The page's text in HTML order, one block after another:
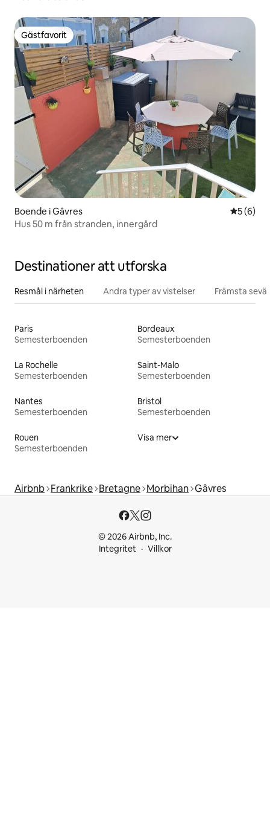
Gästfavorit
Gästfavorit
Boende i Gâvres 5 av 5 i
5 (6)
Hus 50 m från stranden, innergård
Destinationer att utforska
Resmål i närheten Andra typer av vistelser Främsta
Paris
Semesterboenden
Bordeaux
Semesterboenden
La Rochelle
Semesterboenden
Saint-Malo
Semesterboenden
Nantes
Semesterboenden
Bristol
Semesterboenden
Rouen
Semesterboenden
Visa mer
Airbnb Frankrike Bretagne Morbihan Gâvres
© 2026 Airbnb, Inc.
Integritet
Villkor